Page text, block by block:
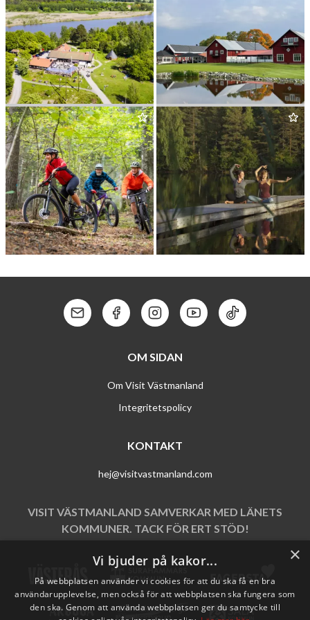
AKTIVT UTE­LIV
BJÖRNÖGÅRDEN
ORRES­TA GOLF
& KONFERENS
Kontakt: MailKontakt: Facebook
Kontakt: Instagram
Kontakt: Youtube
Kontakt: Tik
OM SIDAN
Om Visit Västmanland
Integritetspolicy
KONTAKT
hej@visitvastmanland.com
VISIT VÄSTMANLAND SAMVERKAR MED LÄNETS
KOMMUNER. TACK FÖR ERT STÖD!
×
Vi bjuder på kakor...
På webbplatsen använder vi cookies för att du ska få en bra
användarupplevelse, men också för att webbplatsen ska fungera som
den ska. Genom att använda webbplatsen ger du samtycke till